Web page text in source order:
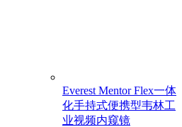
Everest Mentor Flex一体
化手持式便携型韦林工
业视频内窥镜